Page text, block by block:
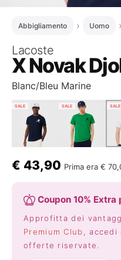
Abbigliamento Uomo
Lacoste
X Novak
Blanc/Bleu Marine
SALE SALE SALE
€ 43,90 Prima era €
Coupon 10% Extra
Approfitta dei
Premium Club, accedi
offerte riservate.